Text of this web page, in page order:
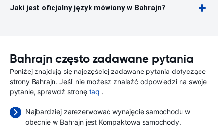
Jaki jest oficjalny język mówiony w Bahrajn?
Bahrajn często zadawane pytania
Poniżej znajdują się najczęściej zadawane pytania dotyczące
strony Bahrajn. Jeśli nie możesz znaleźć odpowiedzi na swoje
pytanie, sprawdź stronę faq .
Najbardziej zarezerwować wynajęcie samochodu w
obecnie w Bahrajn jest Kompaktowa samochody.